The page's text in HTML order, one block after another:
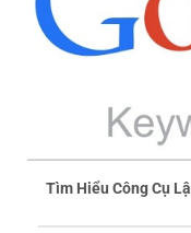
Tìm Hiểu Công Cụ